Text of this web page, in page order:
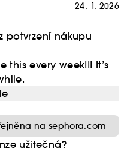
24. 1. 2026
potvrzení nákupu
this every week!!! It’s
na sephora.com
užitečná?